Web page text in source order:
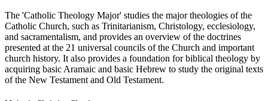
The 'Catholic Theology Major' studies the major theologies of the
Catholic Church, such as Trinitarianism, Christology, ecclesiology,
and sacramentalism, and provides an overview of the doctrines
presented at the 21 universal councils of the Church and important
church history. It also provides a foundation for biblical theology by
acquiring basic Aramaic and basic Hebrew to study the original texts
of the New Testament and Old Testament.